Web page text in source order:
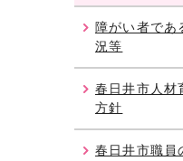
障がい者であ
況等
春日井市人材
方針
春日井市職員